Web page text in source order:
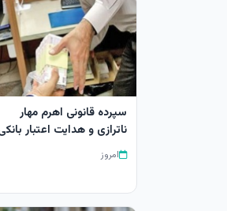
سپرده قانونی اهرم مهار
ناترازی و هدایت اعتبار
امروز